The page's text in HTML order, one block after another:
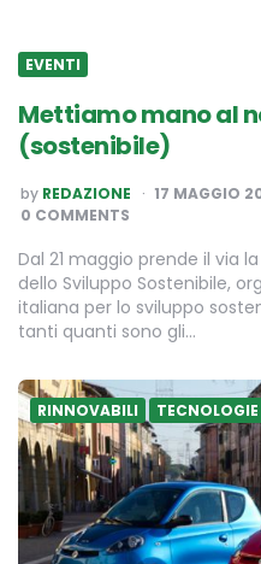
EVENTI
Mettiamo mano al
(sostenibile)
POSTED
BY
by REDAZIONE 17 MAGGIO
0 COMMENTS
Dal 21 maggio prende il via
dello Sviluppo Sostenibile,
italiana per lo sviluppo
tanti quanti sono gli…
RINNOVABILI TECNOLOGIE